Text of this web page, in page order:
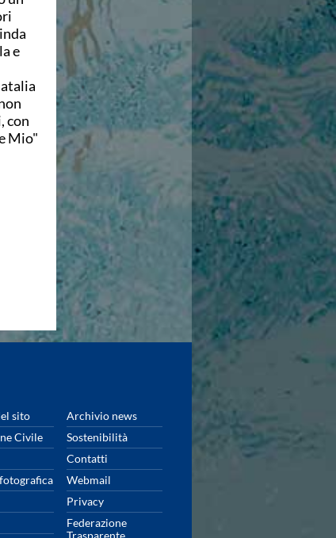
e
con
Mio"
sito
Archivio news
Civile
Sostenibilità
Contatti
Webmail
Privacy
Federazione
Trasparente